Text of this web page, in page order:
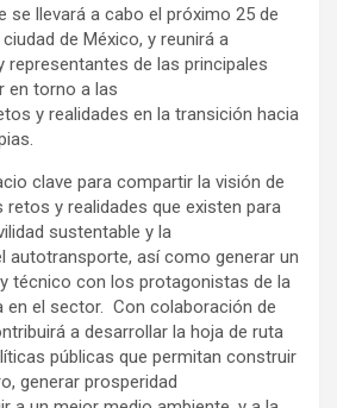
se llevará a cabo el próximo 25 de
de México, y reunirá a
de las principales
en torno a las
y realidades en la transición hacia
clave para compartir la visión de
y realidades que existen para
sustentable y la
autotransporte, así como generar un
técnico con los protagonistas de la
en el sector. Con colaboración de
a desarrollar la hoja de ruta
públicas que permitan construir
generar prosperidad